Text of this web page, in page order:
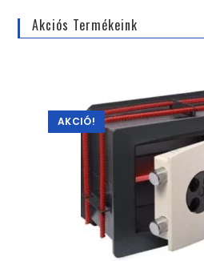
Akciós Termékeink
AKCIÓ!